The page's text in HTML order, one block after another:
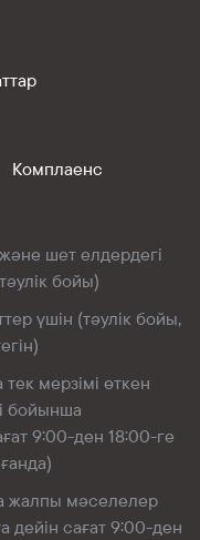
Комплаенс
шет елдердегі
бойы)
үшін (тәулік бойы,
мерзімі өткен
бойынша
9:00-ден 18:00-ге
жалпы мәселелер
дейін сағат 9:00-ден